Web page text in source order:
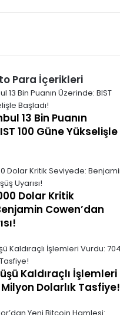
Para İçerikleri
13 Bin Puanın
100 Güne Yükselişle
Dolar Kritik
Cowen’dan
Kaldıraçlı İşlemleri
Dolarlık Tasfiye!